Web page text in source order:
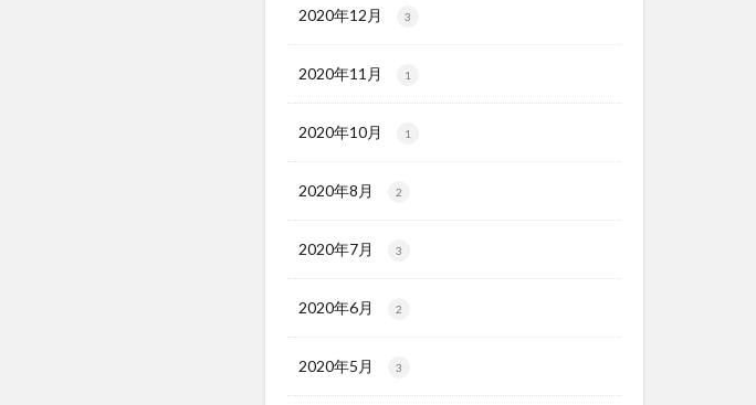
2020年12月 3
2020年11月 1
2020年10月 1
2020年8月 2
2020年7月 3
2020年6月 2
2020年5月 3